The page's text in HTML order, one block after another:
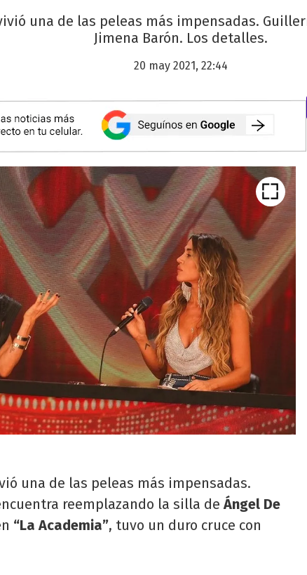
una de las peleas más impensadas.
Jimena Barón. Los detalles.
20 may 2021, 22:44
una de las peleas más impensadas.
reemplazando la silla de Ángel De
“La Academia”, tuvo un duro cruce con